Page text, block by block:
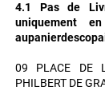
4.1 Pas de
uniquement
09 PLACE DE
PHILBERT DE